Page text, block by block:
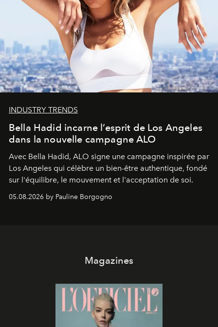
INDUSTRY TRENDS
Bella Hadid incarne l’esprit de Los Angeles
dans la nouvelle campagne ALO
Avec Bella Hadid, ALO signe une campagne inspirée par
Los Angeles qui célèbre un bien-être authentique, fondé
sur l'équilibre, le mouvement et l'acceptation de soi.
05.08.2026 by Pauline Borgogno
Magazines